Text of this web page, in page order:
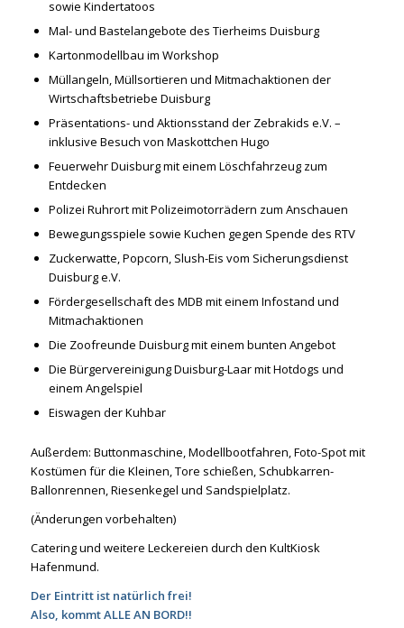
sowie Kindertatoos
Mal- und Bastelangebote des Tierheims Duisburg
Kartonmodellbau im Workshop
Müllangeln, Müllsortieren und Mitmachaktionen der
Wirtschaftsbetriebe Duisburg
Präsentations- und Aktionsstand der Zebrakids e.V. –
inklusive Besuch von Maskottchen Hugo
Feuerwehr Duisburg mit einem Löschfahrzeug zum
Entdecken
Polizei Ruhrort mit Polizeimotorrädern zum Anschauen
Bewegungsspiele sowie Kuchen gegen Spende des RTV
Zuckerwatte, Popcorn, Slush-Eis vom Sicherungsdienst
Duisburg e.V.
Fördergesellschaft des MDB mit einem Infostand und
Mitmachaktionen
Die Zoofreunde Duisburg mit einem bunten Angebot
Die Bürgervereinigung Duisburg-Laar mit Hotdogs und
einem Angelspiel
Eiswagen der Kuhbar
Außerdem: Buttonmaschine, Modellbootfahren, Foto-Spot mit
Kostümen für die Kleinen, Tore schießen, Schubkarren-
Ballonrennen, Riesenkegel und Sandspielplatz.
(Änderungen vorbehalten)
Catering und weitere Leckereien durch den KultKiosk
Hafenmund.
Der Eintritt ist natürlich frei!
Also, kommt ALLE AN BORD!!